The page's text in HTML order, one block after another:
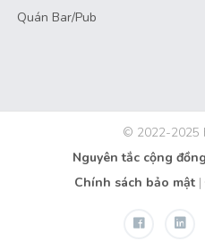
Quán Bar/Pub
© 2022-2025
Nguyên tắc cộng đồng
Chính sách bảo mật |